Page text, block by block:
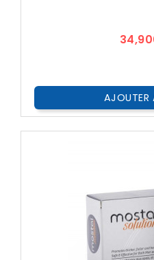
AJOUTER